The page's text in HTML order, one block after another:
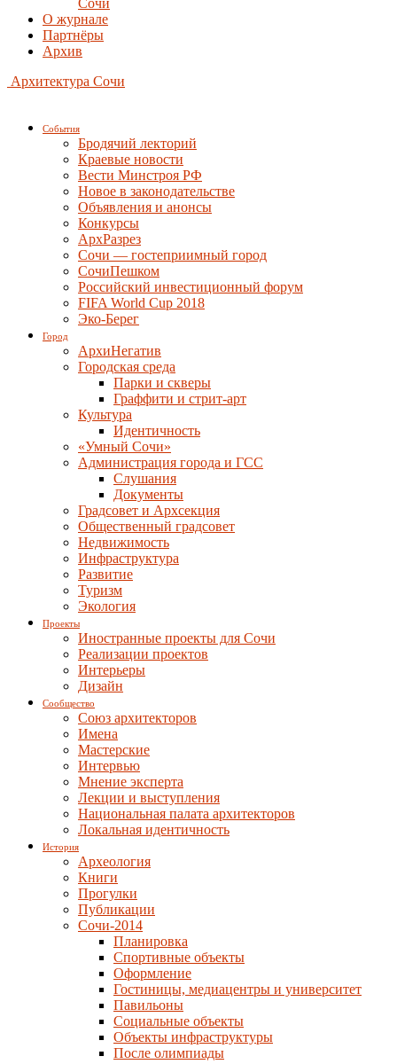
Сочи
О журнале
Партнёры
Архив
Архитектура Сочи
События
Бродячий лекторий
Краевые новости
Вести Минстроя РФ
Новое в законодательстве
Объявления и анонсы
Конкурсы
АрхРазрез
Сочи — гостеприимный город
СочиПешком
Российский инвестиционный форум
FIFA World Cup 2018
Эко-Берег
Город
АрхиНегатив
Городская среда
Парки и скверы
Граффити и стрит-арт
Культура
Идентичность
«Умный Сочи»
Администрация города и ГСС
Слушания
Документы
Градсовет и Архсекция
Общественный градсовет
Недвижимость
Инфраструктура
Развитие
Туризм
Экология
Проекты
Иностранные проекты для Сочи
Реализации проектов
Интерьеры
Дизайн
Сообщество
Союз архитекторов
Имена
Мастерские
Интервью
Мнение эксперта
Лекции и выступления
Национальная палата архитекторов
Локальная идентичность
История
Археология
Книги
Прогулки
Публикации
Сочи-2014
Планировка
Спортивные объекты
Оформление
Гостиницы, медиацентры и университет
Павильоны
Социальные объекты
Объекты инфраструктуры
После олимпиады